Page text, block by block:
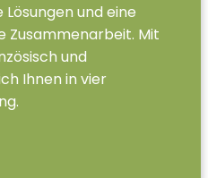
und eine
Zusammenarbeit. Mit
und
Ihnen in vier